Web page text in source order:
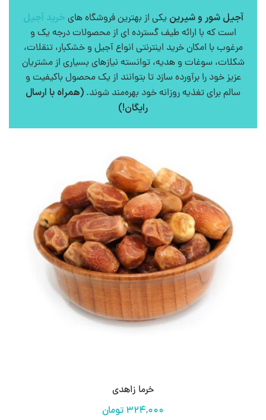
آجیل شور و شیرین یکی از بهترین فروشگاه های خرید آجیل
است که با ارائه طیف گسترده ای از محصولات درجه یک و
مرغوب با امکان خرید اینترنتی انواع آجیل و خشکبار، تنقلات،
شکلات، سوغات و هدیه، توانسته نیازهای بسیاری از مشتریان
عزیز خود را برآورده سازد تا بتوانند از یک محصول باکیفیت و
سالم برای تغذیه روزانه خود بهره‌مند شوند. (همراه با ارسال
رایگان!)
خرما زاهدی